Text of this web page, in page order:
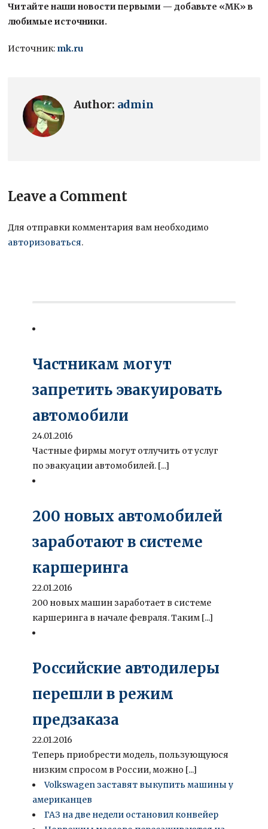
Читайте наши новости первыми — добавьте «МК» в
любимые источники.
Источник: mk.ru
Author: admin
Leave a Comment
Для отправки комментария вам необходимо
авторизоваться.
Частникам могут
запретить эвакуировать
автомобили
24.01.2016
Частные фирмы могут отлучить от услуг
по эвакуации автомобилей. [...]
200 новых автомобилей
заработают в системе
каршеринга
22.01.2016
200 новых машин заработает в системе
каршеринга в начале февраля. Таким [...]
Российские автодилеры
перешли в режим
предзаказа
22.01.2016
Теперь приобрести модель, пользующуюся
низким спросом в России, можно [...]
Volkswagen заставят выкупить машины у
американцев
ГАЗ на две недели остановил конвейер